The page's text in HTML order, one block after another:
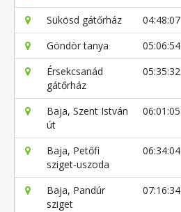
Sükösd gátőrház
04:48:07
Göndör tanya
05:06:54
Érsekcsanád
gátőrház
05:35:32
Baja, Szent István
út
06:01:05
Baja, Petőfi
sziget-uszoda
06:34:04
Baja, Pandúr
sziget
07:16:34